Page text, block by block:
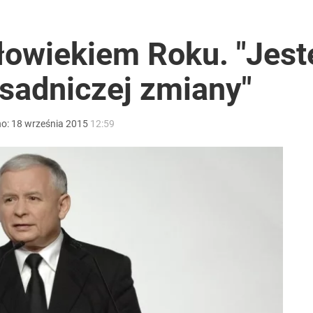
ujawnił powód
Polacy. Sondaż dla „Wprost”
Roku.
zmiany"
18 września 2015 12:59